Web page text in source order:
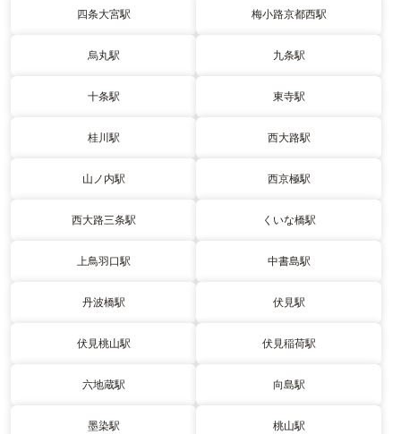
四条大宮駅 梅小路京都西駅
烏丸駅 九条駅
十条駅 東寺駅
桂川駅 西大路駅
山ノ内駅 西京極駅
西大路三条駅 くいな橋駅
上鳥羽口駅 中書島駅
丹波橋駅 伏見駅
伏見桃山駅 伏見稲荷駅
六地蔵駅 向島駅
墨染駅 桃山駅